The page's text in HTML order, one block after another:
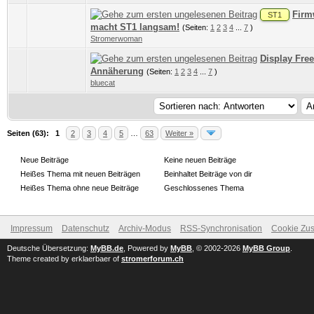
ST1
macht ST1 langsam! (Seiten: 1 2 3 4 7 )
Stromerwoman
0 Bewertung(en) - 0 von 5 durchschnittlich
12345
Display
Annäherung (Seiten: 1 2 3 4 7 )
bluecat
0 Bewertung(en) - 0 von 5 durchschnittlich
1234 5
Seiten (63): 1 2 3 4 5 63 Weiter »
Neue Beiträge
Heißes Thema mit neuen Beiträgen
Heißes Thema ohne neue Beiträge
Keine neuen Beiträge
Beinhaltet Beiträge von dir
Geschlossenes Thema
Impressum Datenschutz Archiv-Modus RSS-Synchronisation Cookie
Deutsche Übersetzung: MyBB.de , Powered by MyBB , © 2002-2026 MyBB Group
Theme created by erklaerbaer of stromerforum.ch